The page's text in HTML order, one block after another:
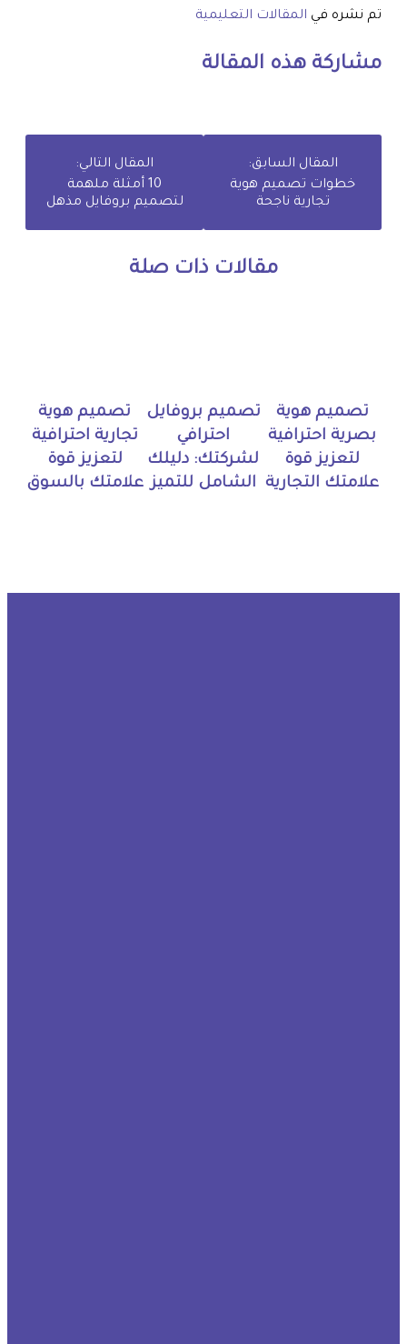
تم نشره في المقالات التعليمية
مشاركة هذه المقالة
المقال السابق:
خطوات تصميم هوية
تجارية ناجحة
المقال التالي:
10 أمثلة ملهمة
لتصميم بروفايل مذهل
مقالات ذات صلة
تصميم هوية
بصرية احترافية
لتعزيز قوة
علامتك التجارية
تصميم بروفايل
احترافي
لشركتك: دليلك
الشامل للتميز
تصميم هوية
تجارية احترافية
لتعزيز قوة
علامتك بالسوق